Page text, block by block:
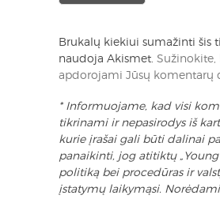
Brukalų kiekiui sumažinti šis
naudoja Akismet. Sužinokite,
apdorojami Jūsų komentarų
* Informuojame, kad visi
tikrinami ir nepasirodys iš
kurie įrašai gali būti dalinai
panaikinti, jog atitiktų „Young
politiką bei procedūras ir
įstatymų laikymąsi.